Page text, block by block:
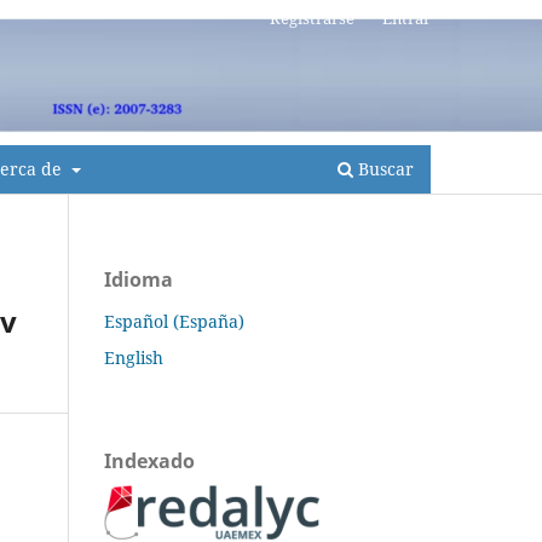
de Buscar
Registrarse Entrar
Idioma
Español (España)
English
Indexado